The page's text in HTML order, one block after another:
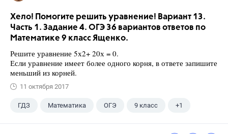
Хело! Помогите решить уравнение! Вариант 13.
Часть 1. Задание 4. ОГЭ 36 вариантов ответов по
Математике 9 класс Ященко.
Решите уравнение 5х2+ 20х = 0.
Если уравнение имеет более одного корня, в ответе запишите
меньший из корней.
11 октября 2017
ГДЗ Математика ОГЭ 9 класс +1